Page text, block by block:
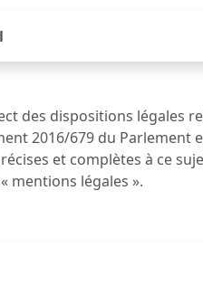
des dispositions légales
2016/679 du Parlement
et complètes à ce
mentions légales ».